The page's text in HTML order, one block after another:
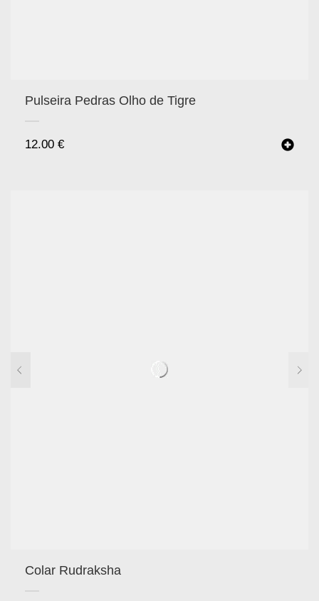
Pulseira Pedras Olho de Tigre
12.00 €
Colar Rudraksha